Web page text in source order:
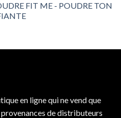
prix :
FIT ME - POUDRE TON
en ligne qui ne vend que
de distributeurs